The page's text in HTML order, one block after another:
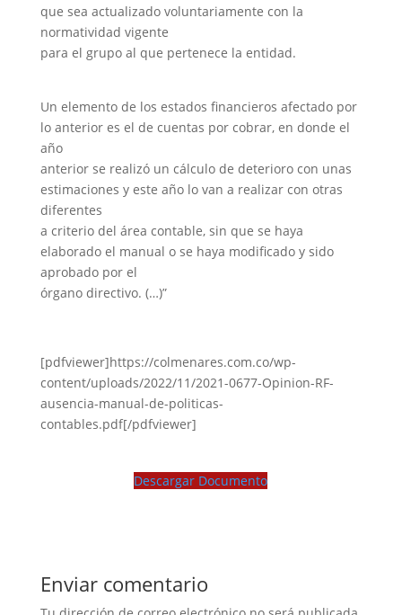
que sea actualizado voluntariamente con la
normatividad vigente
para el grupo al que pertenece la entidad.
Un elemento de los estados financieros afectado por
lo anterior es el de cuentas por cobrar, en donde el
año
anterior se realizó un cálculo de deterioro con unas
estimaciones y este año lo van a realizar con otras
diferentes
a criterio del área contable, sin que se haya
elaborado el manual o se haya modificado y sido
aprobado por el
órgano directivo. (…)”
[pdfviewer]https://colmenares.com.co/wp-
content/uploads/2022/11/2021-0677-Opinion-RF-
ausencia-manual-de-politicas-
contables.pdf[/pdfviewer]
Descargar Documento
Enviar comentario